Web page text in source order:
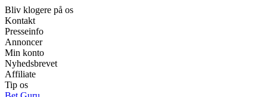
Bliv klogere på os
Kontakt
Presseinfo
Annoncer
Min konto
Nyhedsbrevet
Affiliate
Tip os